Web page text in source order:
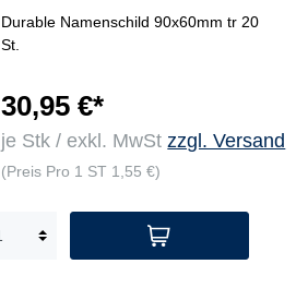
Durable Namenschild 90x60mm tr 20
St.
30,95 €*
je Stk / exkl. MwStzzgl. Versand
(Preis Pro 1 ST 1,55 €)